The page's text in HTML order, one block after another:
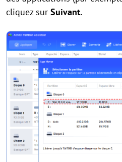
cliquez sur Suivant.